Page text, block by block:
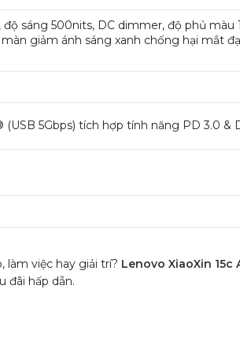
độ sáng 500nits, DC dimmer, độ phủ màu
giảm ánh sáng xanh chống hại mắt
5Gbps) tích hợp tính năng PD 3.0 &
làm việc hay giải trí? Lenovo XiaoXin 15c
đãi hấp dẫn.